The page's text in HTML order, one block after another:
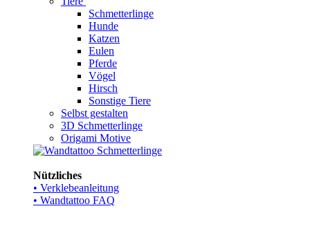
Schmetterlinge
Hunde
Katzen
Eulen
Pferde
Vögel
Hirsch
Sonstige Tiere
Selbst gestalten
3D Schmetterlinge
Origami Motive
Nützliches
• Verklebeanleitung
• Wandtattoo FAQ